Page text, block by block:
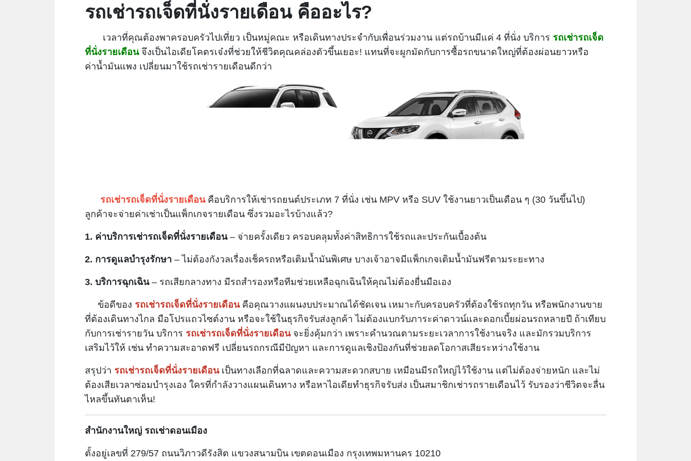
รถเช่ารถเจ็ดที่นั่งรายเดือน คืออะไร?
เวลาที่คุณต้องพาครอบครัวไปเที่ยว เป็นหมู่คณะ หรือเดินทางประจำกับเพื่อนร่วมงาน แต่รถบ้านมีแค่ 4 ที่นั่ง บริการ รถเช่ารถเจ็ด
ที่นั่งรายเดือนจึงเป็นไอเดียโคตรเจ๋งที่ช่วยให้ชีวิตคุณคล่องตัวขึ้นเยอะ! แทนที่จะผูกมัดกับการซื้อรถขนาดใหญ่ที่ต้องผ่อนยาวหรือ
ค่าน้ำมันแพง เปลี่ยนมาใช้รถเช่ารายเดือนดีกว่า
รถเช่ารถเจ็ดที่นั่งรายเดือนคือบริการให้เช่ารถยนต์ประเภท 7 ที่นั่ง เช่น MPV หรือ SUV ใช้งานยาวเป็นเดือน ๆ (30 วันขึ้นไป)
ลูกค้าจะจ่ายค่าเช่าเป็นแพ็กเกจรายเดือน ซึ่งรวมอะไรบ้างแล้ว?
1. ค่าบริการเช่ารถเจ็ดที่นั่งรายเดือน– จ่ายครั้งเดียว ครอบคลุมทั้งค่าสิทธิการใช้รถและประกันเบื้องต้น
2. การดูแลบำรุงรักษา – ไม่ต้องกังวลเรื่องเช็ครถหรือเติมน้ำมันพิเศษ บางเจ้าอาจมีแพ็กเกจเติมน้ำมันฟรีตามระยะทาง
3. บริการฉุกเฉิน– รถเสียกลางทาง มีรถสำรองหรือทีมช่วยเหลือฉุกเฉินให้คุณไม่ต้องยื่นมือเอง
ข้อดีของ รถเช่ารถเจ็ดที่นั่งรายเดือนคือคุณวางแผนงบประมาณได้ชัดเจน เหมาะกับครอบครัวที่ต้องใช้รถทุกวัน หรือพนักงานขาย
ที่ต้องเดินทางไกล มือโปรแถวไซต์งาน หรือจะใช้ในธุรกิจรับส่งลูกค้า ไม่ต้องแบกรับภาระค่าดาวน์และดอกเบี้ยผ่อนรถหลายปี ถ้าเทียบ
กับการเช่ารายวัน บริการ รถเช่ารถเจ็ดที่นั่งรายเดือนจะยิ่งคุ้มกว่า เพราะคำนวณตามระยะเวลาการใช้งานจริง และมักรวมบริการ
เสริมไว้ให้ เช่น ทำความสะอาดฟรี เปลี่ยนรถกรณีมีปัญหา และการดูแลเชิงป้องกันที่ช่วยลดโอกาสเสียระหว่างใช้งาน
สรุปว่า รถเช่ารถเจ็ดที่นั่งรายเดือนเป็นทางเลือกที่ฉลาดและความสะดวกสบาย เหมือนมีรถใหญ่ไว้ใช้งาน แต่ไม่ต้องจ่ายหนัก และไม่
ต้องเสียเวลาซ่อมบำรุงเอง ใครที่กำลังวางแผนเดินทาง หรือหาไอเดียทำธุรกิจรับส่ง เป็นสมาชิกเช่ารถรายเดือนไว้ รับรองว่าชีวิตจะลื่น
ไหลขึ้นทันตาเห็น!
สำนักงานใหญ่ รถเช่าดอนเมือง
ตั้งอยู่เลขที่ 279/57 ถนนวิภาวดีรังสิต แขวงสนามบิน เขตดอนเมือง กรุงเทพมหานคร 10210